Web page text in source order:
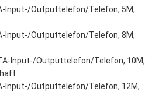
Input-/Outputtelefon/Telefon, 5M,
Input-/Outputtelefon/Telefon, 8M,
Input-/Outputtelefon/Telefon, 10M,
Input-/Outputtelefon/Telefon, 12M,